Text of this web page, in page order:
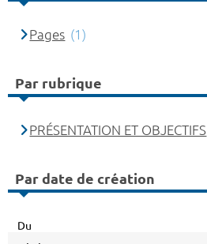
Pages (1)
Par rubrique
PRÉSENTATION ET OBJECTIFS
Par date de création
Du